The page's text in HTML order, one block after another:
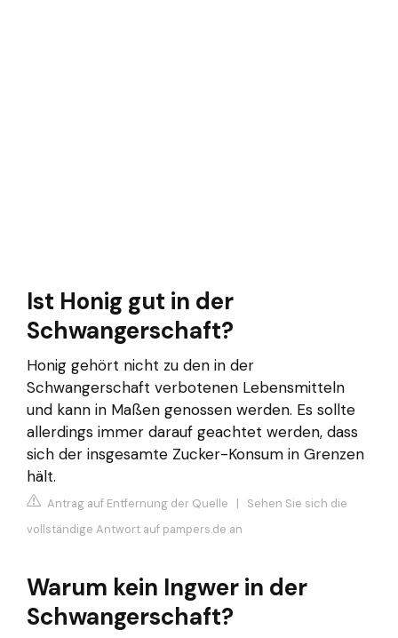
Ist Honig gut in der
Schwangerschaft?
Honig gehört nicht zu den in der
Schwangerschaft verbotenen Lebensmitteln
und kann in Maßen genossen werden. Es sollte
allerdings immer darauf geachtet werden, dass
sich der insgesamte Zucker-Konsum in Grenzen
hält.
Antrag auf Entfernung der Quelle | Sehen Sie sich die
vollständige Antwort auf pampers.de an
Warum kein Ingwer in der
Schwangerschaft?